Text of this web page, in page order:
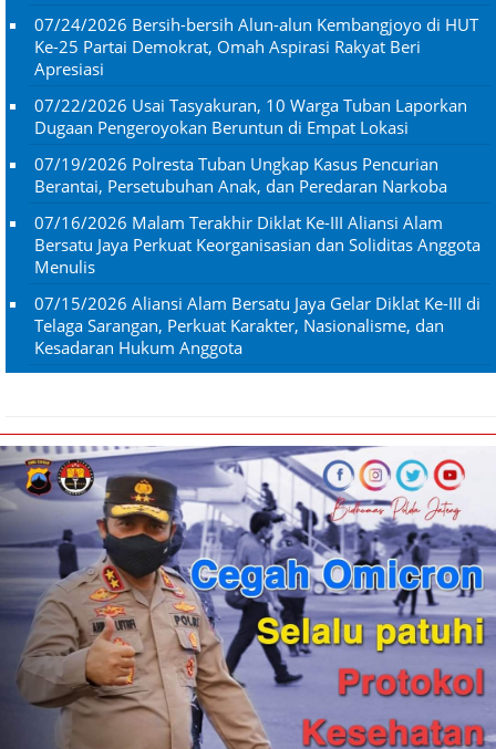
07/24/2026 Bersih-bersih Alun-alun Kembangjoyo di HUT
Ke-25 Partai Demokrat, Omah Aspirasi Rakyat Beri
Apresiasi
07/22/2026 Usai Tasyakuran, 10 Warga Tuban Laporkan
Dugaan Pengeroyokan Beruntun di Empat Lokasi
07/19/2026 Polresta Tuban Ungkap Kasus Pencurian
Berantai, Persetubuhan Anak, dan Peredaran Narkoba
07/16/2026 Malam Terakhir Diklat Ke-III Aliansi Alam
Bersatu Jaya Perkuat Keorganisasian dan Soliditas Anggota
Menulis
07/15/2026 Aliansi Alam Bersatu Jaya Gelar Diklat Ke-III di
Telaga Sarangan, Perkuat Karakter, Nasionalisme, dan
Kesadaran Hukum Anggota